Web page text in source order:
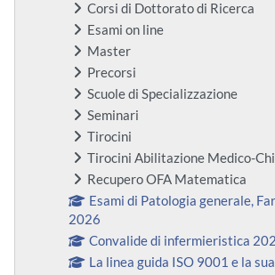
Corsi di Dottorato di Ricerca
Esami on line
Master
Precorsi
Scuole di Specializzazione
Seminari
Tirocini
Tirocini Abilitazione Medico-
Recupero OFA Matematica
Esami di Patologia generale,
2026
Convalide di infermieristica
La linea guida ISO 9001 e la